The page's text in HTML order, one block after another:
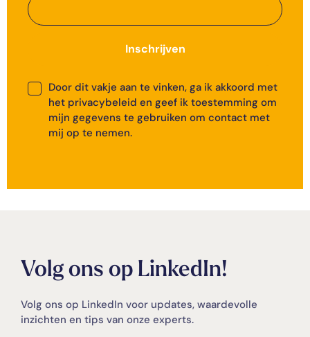
Inschrijven
Door dit vakje aan te vinken, ga ik akkoord met
het privacybeleid en geef ik toestemming om
mijn gegevens te gebruiken om contact met
mij op te nemen.
Volg ons op LinkedIn!
Volg ons op LinkedIn voor updates, waardevolle
inzichten en tips van onze experts.